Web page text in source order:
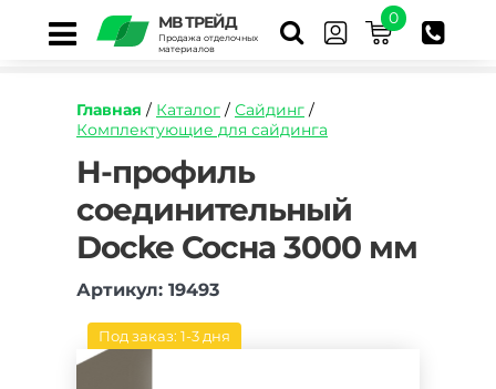
МВ ТРЕЙД
Продажа отделочных
материалов
0
Главная / Каталог / Сайдинг /
Комплектующие для сайдинга
https://mvtrade.ru/images/id/normal/h-
profil-
soedinitelnyj-
docke-
sosna-
mm.jpg
H-профиль
соединительный
Docke Сосна 3000 мм
Артикул: 19493
Под заказ: 1-3 дня